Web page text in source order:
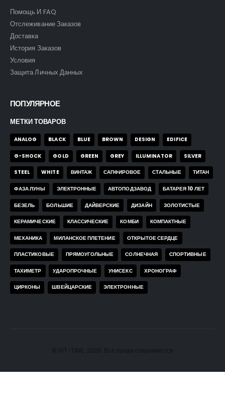
Помощь И FAQ
Отслеживание Заказов
Доставка
История Заказов
Условия
Защита Личных Данных
ПОПУЛЯРНОЕ
МЕТКИ ТОВАРОВ
ANALOG BLACK BLUE BROWN DESIGN EDIFICE
G-SHOCK GOLD GREEN GREY ILLUMINATOR SILVER
STEEL WHITE ВИНТАЖ САПФИРОВОЕ СТАЛЬНЫЕ ТИТАН
ФАЗА ЛУНЫ ЭЛЕКТРОННЫЕ АВТОПОДЗАВОД БАТАРЕЯ 10 ЛЕТ
БЕЗЕЛЬ БОЛЬШИЕ ДАЙВЕРСКИЕ ДИЗАЙН ЗОЛОТИСТЫЕ
КЕРАМИЧЕСКИЕ КЛАССИЧЕСКИЕ КОМБИ КОМПАКТНЫЕ
МЕХАНИКА МИЛАНСКОЕ ПЛЕТЕНИЕ ОТКРЫТОЕ СЕРДЦЕ
ПЛАСТИКОВЫЕ ПРЯМОУГОЛЬНЫЕ СОЛНЕЧНАЯ СПОРТИВНЫЕ
ТАХИМЕТР УДАРОПРОЧНЫЕ УНИСЕКС ХРОНОГРАФ
ЦИРКОНЫ ШВЕЙЦАРСКИЕ ЭЛЕКТРОННЫЕ
© HIT-TIME. 2026. Все права сохраняются